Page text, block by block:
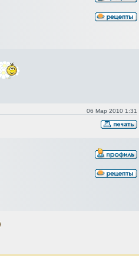
06 Мар 2010 1:31